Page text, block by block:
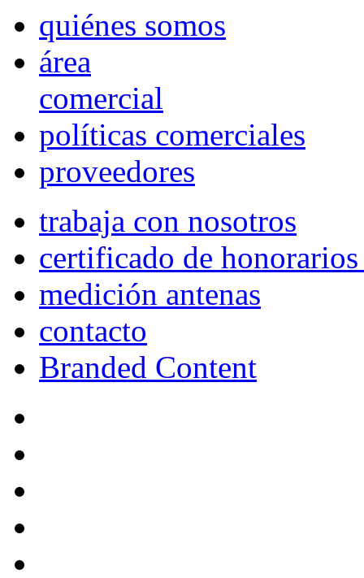
quiénes somos
área
comercial
políticas comerciales
proveedores
trabaja con nosotros
certificado de
medición antenas
contacto
Branded Content